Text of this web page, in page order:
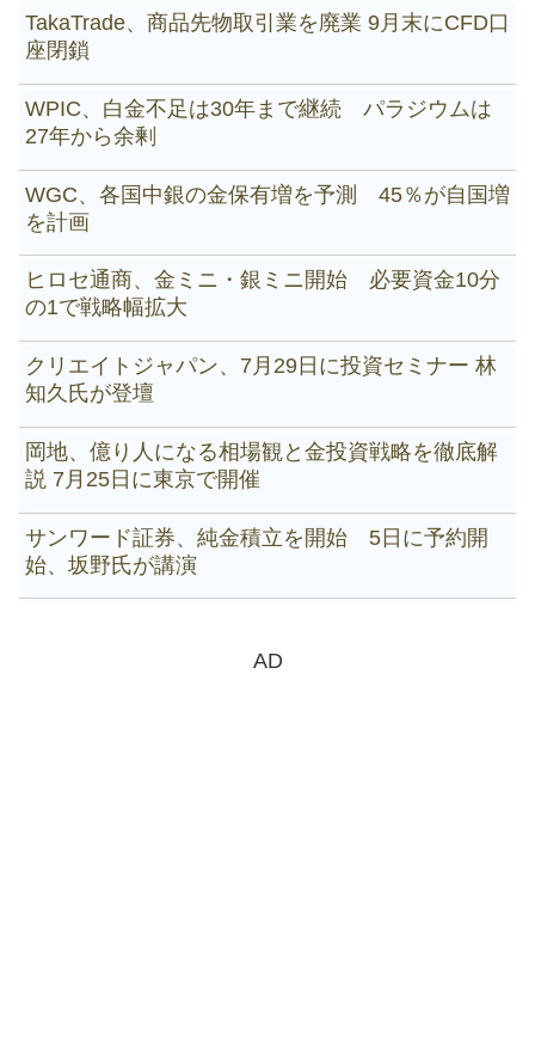
TakaTrade、商品先物取引業を廃業 9月末にCFD口
座閉鎖
WPIC、白金不足は30年まで継続 パラジウムは
27年から余剰
WGC、各国中銀の金保有増を予測 45％が自国増
を計画
ヒロセ通商、金ミニ・銀ミニ開始 必要資金10分
の1で戦略幅拡大
クリエイトジャパン、7月29日に投資セミナー 林
知久氏が登壇
岡地、億り人になる相場観と金投資戦略を徹底解
説 7月25日に東京で開催
サンワード証券、純金積立を開始 5日に予約開
始、坂野氏が講演
AD